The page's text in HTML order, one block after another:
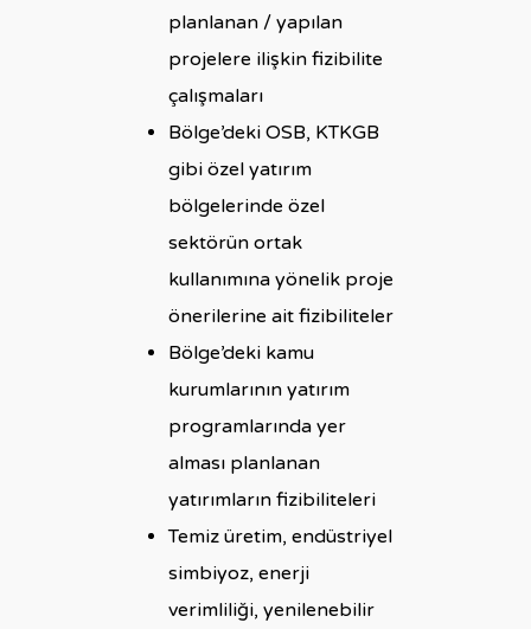
planlanan / yapılan
projelere ilişkin fizibilite
çalışmaları
Bölge’deki OSB, KTKGB
gibi özel yatırım
bölgelerinde özel
sektörün ortak
kullanımına yönelik proje
önerilerine ait fizibiliteler
Bölge’deki kamu
kurumlarının yatırım
programlarında yer
alması planlanan
yatırımların fizibiliteleri
Temiz üretim, endüstriyel
simbiyoz, enerji
verimliliği, yenilenebilir